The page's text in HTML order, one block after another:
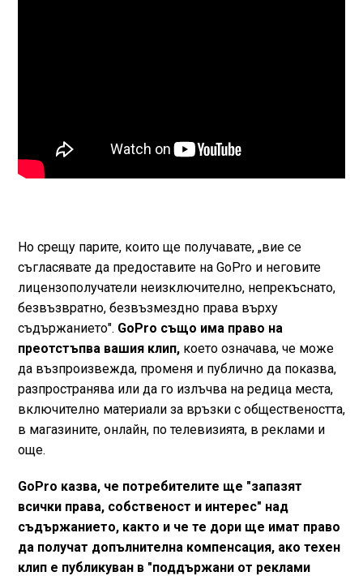
Но срещу парите, които ще получавате, „вие се
съгласявате да предоставите на GoPro и неговите
лицензополучатели неизключително, непрекъснато,
безвъзвратно, безвъзмездно права върху
съдържанието". GoPro също има право на
преотстъпва вашия клип,което означава, че може
да възпроизвежда, променя и публично да показва,
разпространява или да го излъчва на редица места,
включително материали за връзки с обществеността,
в магазините, онлайн, по телевизията, в реклами и
още.
GoPro казва, че потребителите ще "запазят
всички права, собственост и интерес" над
съдържанието, както и че те дори ще имат право
да получат допълнителна компенсация, ако техен
клип е публикуван в "поддържани от реклами